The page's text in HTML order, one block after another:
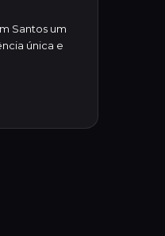
Santos um
única e